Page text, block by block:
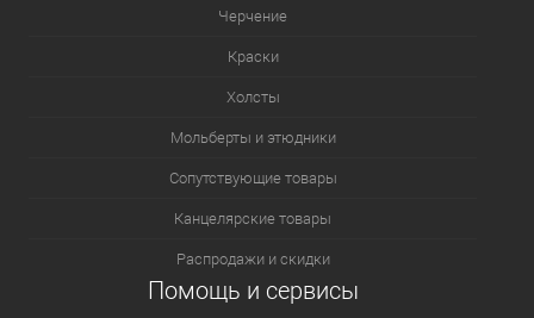
Черчение
Краски
Холсты
Мольберты и этюдники
Сопутствующие товары
Канцелярские товары
Распродажи и скидки
Помощь и сервисы